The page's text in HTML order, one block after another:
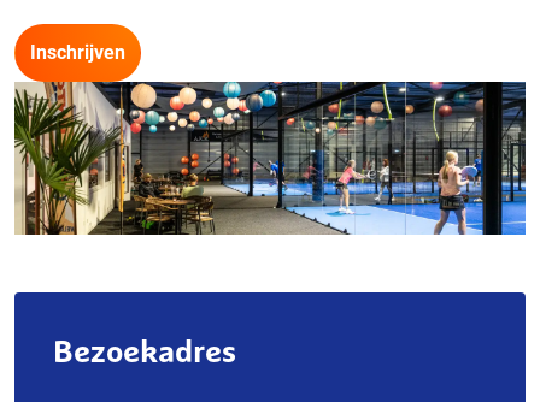
Inschrijven
Bezoekadres